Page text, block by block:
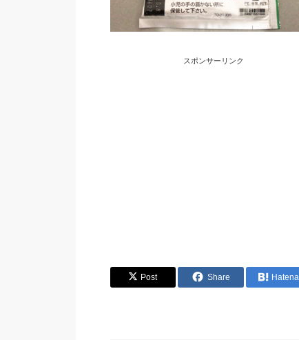
スポンサーリンク
Post Share Hatena